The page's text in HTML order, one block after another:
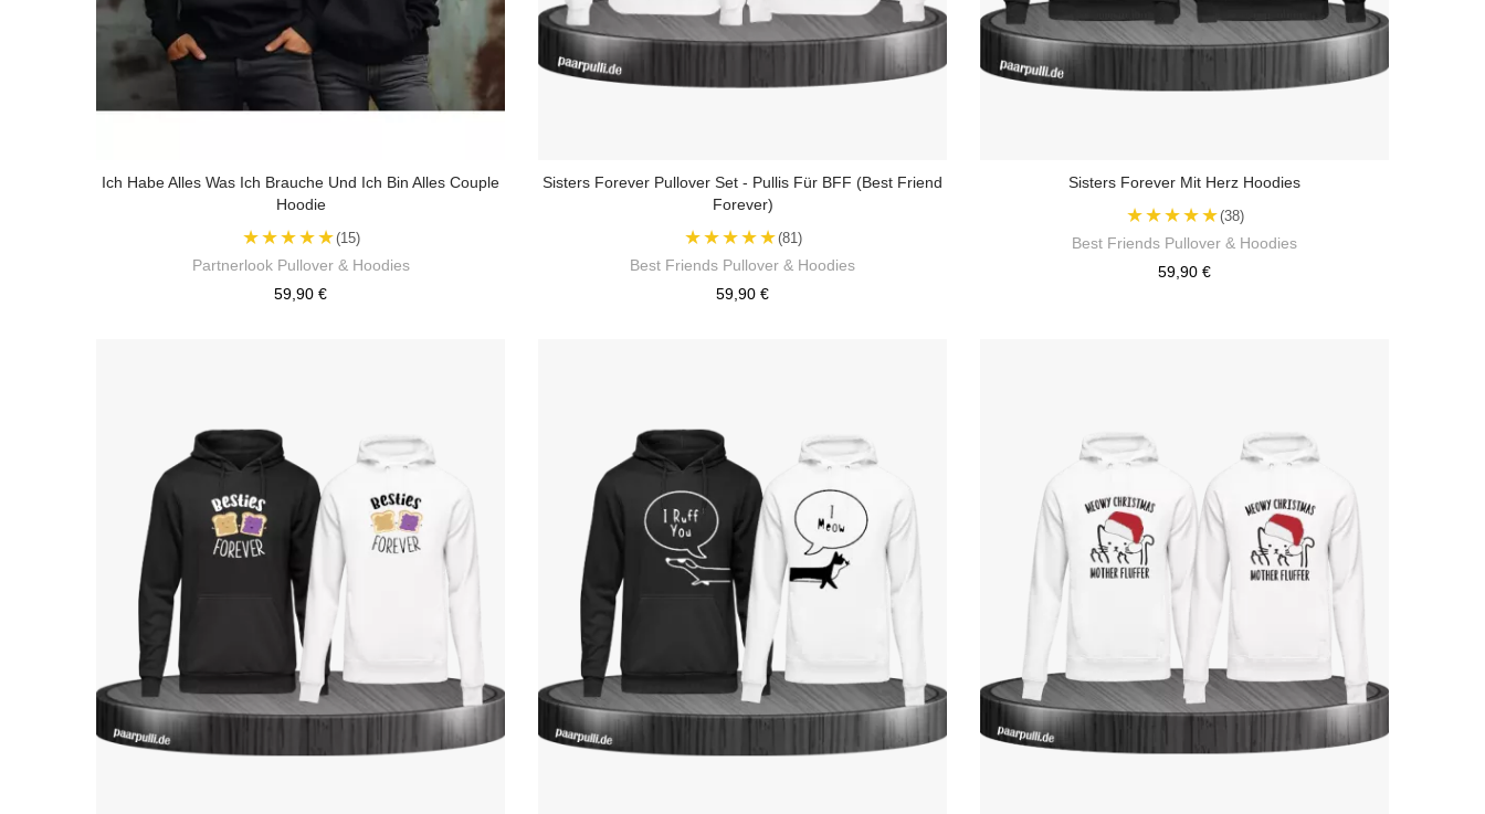
Ich Habe Alles Was Ich Brauche Und Ich Bin Alles Couple
Hoodie
★★★★★(15)
Partnerlook Pullover & Hoodies
59,90 €
Sisters Forever Pullover Set - Pullis Für BFF (Best Friend
Forever)
★★★★★(81)
Best Friends Pullover & Hoodies
59,90 €
Sisters Forever Mit Herz Hoodies
★★★★★(38)
Best Friends Pullover & Hoodies
59,90 €